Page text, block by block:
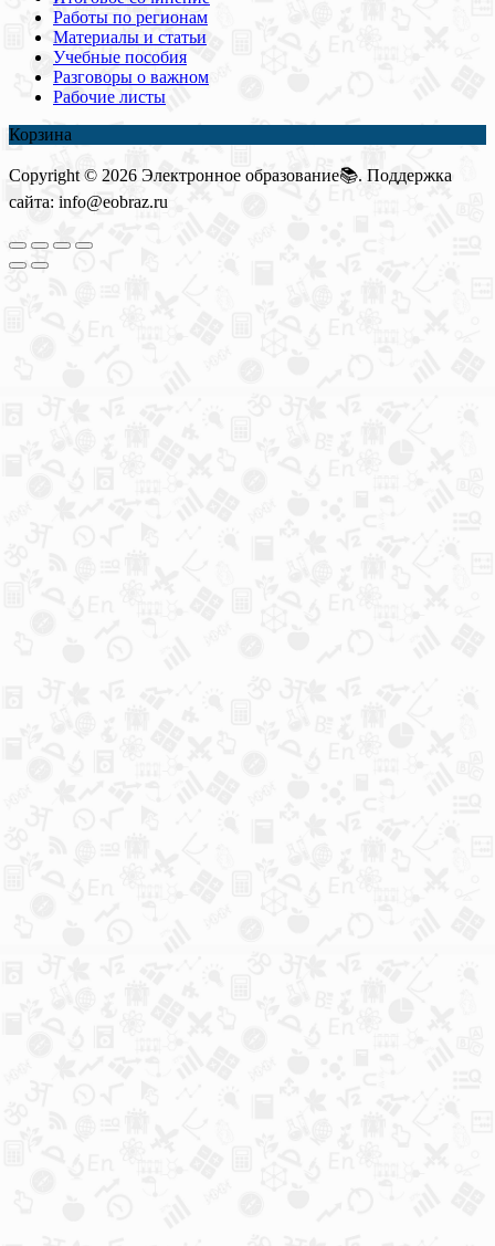
Работы по регионам
Материалы и статьи
Учебные пособия
Разговоры о важном
Рабочие листы
Корзина
Copyright © 2026 Электронное образование📚. Поддержка
сайта: info@eobraz.ru